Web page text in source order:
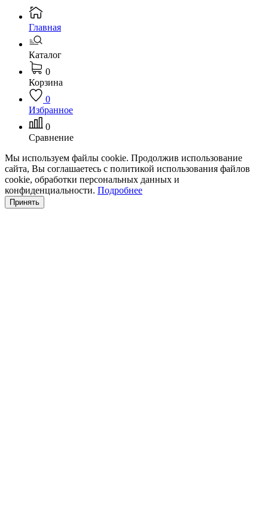
Главная
Каталог
0
Корзина
0
Избранное
0
Сравнение
Мы используем файлы cookie. Продолжив использование
сайта, Вы соглашаетесь с политикой использования файлов
cookie, обработки персональных данных и
конфиденциальности. Подробнее
Принять